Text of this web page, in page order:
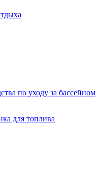
по уходу за бассейном
для топлива